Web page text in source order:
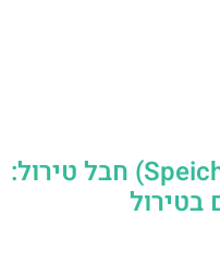
אגם סטילופ (Speicher Stillup) חבל טירול:
בטירול